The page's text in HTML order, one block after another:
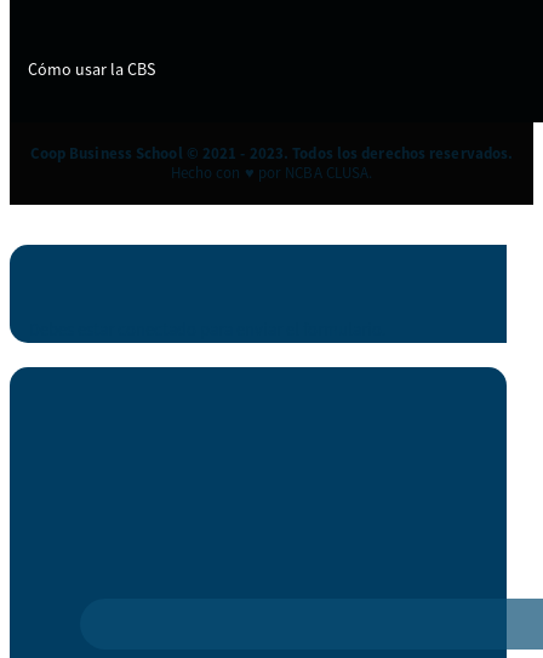
Cómo usar la CBS
Coop Business School © 2021 - 2023. Todos los derechos reservados.
Hecho con ♥ por NCBA CLUSA.